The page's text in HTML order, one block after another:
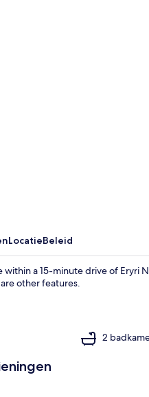
LocatieBeleid
a 15-minute drive of Eryri
other features.
2